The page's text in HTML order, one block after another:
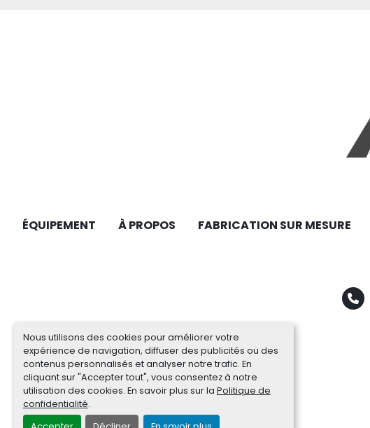
Nous utilisons des cookies pour améliorer votre
expérience de navigation, diffuser des publicités ou des
contenus personnalisés et analyser notre trafic. En
cliquant sur "Accepter tout", vous consentez à notre
utilisation des cookies. En savoir plus sur la Politique de
confidentialité.
ÉQUIPEMENT À PROPOS FABRICATION SUR MESURE